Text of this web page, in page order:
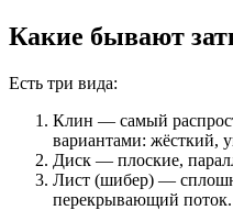
Какие бывают
Есть три вида:
Клин — самый
вариантами: жёсткий,
Диск — плоские,
Лист (шибер) —
перекрывающий поток.